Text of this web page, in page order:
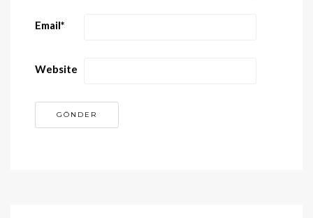
Email*
Website